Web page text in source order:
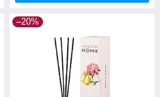
–20%